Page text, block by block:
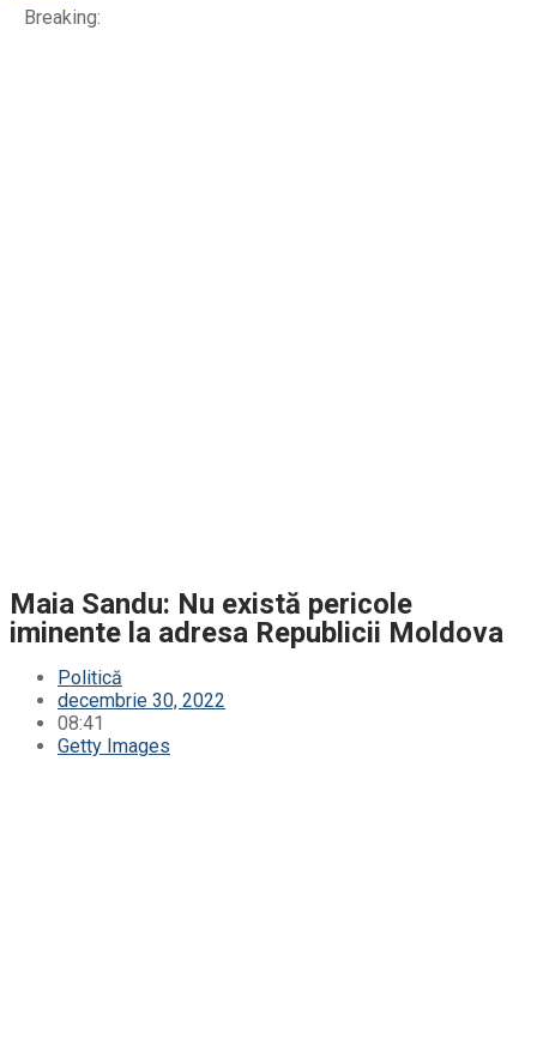
Breaking:
Maia Sandu: Nu există pericole
iminente la adresa Republicii Moldova
Politică
decembrie 30, 2022
08:41
Getty Images